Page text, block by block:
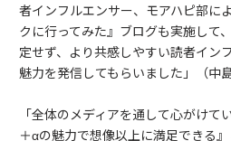
者インフルエンサー、モアハピ部に
クに行ってみた』ブログも実施して
定せず、より共感しやすい読者イン
魅力を発信してもらいました」（中島
「全体のメディアを通して心がけ
＋αの魅力で想像以上に満足できる